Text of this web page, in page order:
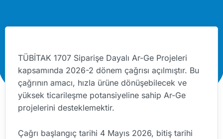
TÜBİTAK 1707 Siparişe Dayalı Ar-Ge Projeleri
kapsamında 2026-2 dönem çağrısı açılmıştır. Bu
çağrının amacı, hızla ürüne dönüşebilecek ve
yüksek ticarileşme potansiyeline sahip Ar-Ge
projelerini desteklemektir.
Çağrı başlangıç tarihi 4 Mayıs 2026, bitiş tarihi